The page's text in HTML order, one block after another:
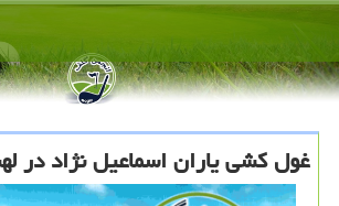
غول کشی یاران اسماعیل نژاد در